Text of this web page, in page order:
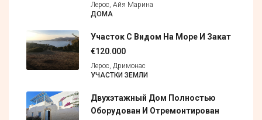
Лерос, Айя Марина
ДОМА
Участок С Видом На Море И Закат
€120.000
Лерос, Дримонас
УЧАСТКИ ЗЕМЛИ
Двухэтажный Дом Полностью
Оборудован И Отремонтирован